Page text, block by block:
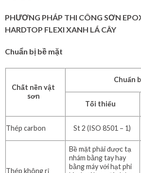
PHƯƠNG PHÁP THI CÔNG SƠN
HARDTOP FLEXI XANH LÁ CÂY
Chuẩn bị bề mặt
Chất nền vật
sơn
Chuẩn
Tối thiểu
Thép carbon St 2 (ISO 8501 – 1)
Thép không rỉ
Bề mặt phải được tạ
nhám bằng tay hay
bằng máy với hạt phi